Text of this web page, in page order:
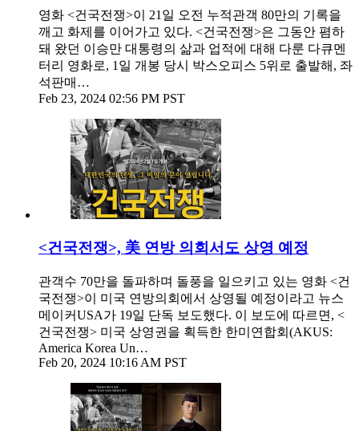
영화 <건국전쟁>이 21일 오전 누적관객 80만의 기록을
깨고 화제를 이어가고 있다. <건국전쟁>은 그동안 폄하
돼 왔던 이승만 대통령의 삶과 업적에 대해 다룬 다큐멘
터리 영화로, 1일 개봉 당시 박스오피스 5위로 출발해, 좌
석판매…
Feb 23, 2024 02:56 PM PST
<건국전쟁>, 美 연방 의회서도 상영 예정
관객수 70만을 돌파하며 돌풍을 일으키고 있는 영화 <건
국전쟁>이 미국 연방의회에서 상영될 예정이라고 뉴스
메이커USA가 19일 단독 보도했다. 이 보도에 따르면, <
건국전쟁> 미국 상영권을 획득한 한미연합회(AKUS:
America Korea Un…
Feb 20, 2024 10:16 AM PST